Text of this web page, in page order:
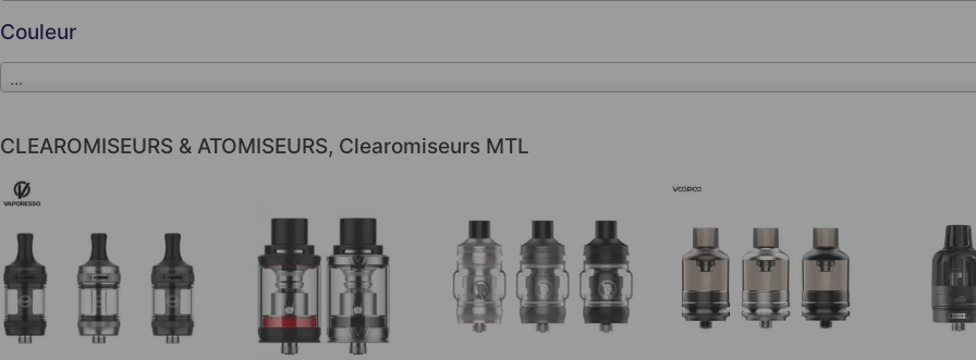
Couleur
...
CLEAROMISEURS & ATOMISEURS, Clearomiseurs MTL